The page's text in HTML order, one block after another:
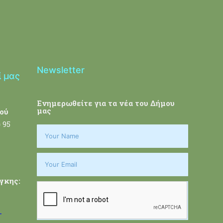
μας
Newsletter
Ενημερωθείτε για τα νέα του Δήμου
μας